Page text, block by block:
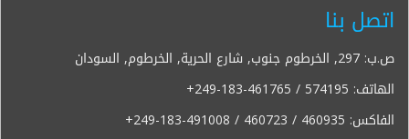
اتصل بنا
ص.ب: 297, الخرطوم جنوب, شارع الحرية, الخرطوم, السودان
الهاتف: +249-183-461765 / 574195
الفاكس: +249-183-491008 / 460723 / 460935